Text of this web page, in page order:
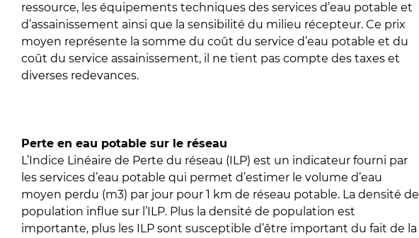
ressource, les équipements techniques des services d’eau potable et
d’assainissement ainsi que la sensibilité du milieu récepteur. Ce prix
moyen représente la somme du coût du service d’eau potable et du
coût du service assainissement, il ne tient pas compte des taxes et
diverses redevances.
Perte en eau potable sur le réseau
L’Indice Linéaire de Perte du réseau (ILP) est un indicateur fourni par
les services d’eau potable qui permet d’estimer le volume d’eau
moyen perdu (m3) par jour pour 1 km de réseau potable. La densité de
population influe sur l’ILP. Plus la densité de population est
importante, plus les ILP sont susceptible d’être important du fait de la